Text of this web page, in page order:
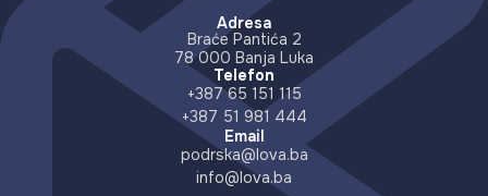
Adresa
Braće Pantića 2
78 000 Banja Luka
Telefon
+387 65 151 115
+387 51 981 444
Email
podrska@lova.ba
info@lova.ba